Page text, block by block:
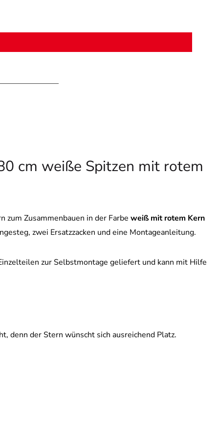
cm weiße Spitzen mit rotem
Zusammenbauen in der Farbe weiß mit rotem Kern
zwei Ersatzzacken und eine Montageanleitung.
zur Selbstmontage geliefert und kann mit Hilfe
denn der Stern wünscht sich ausreichend Platz.